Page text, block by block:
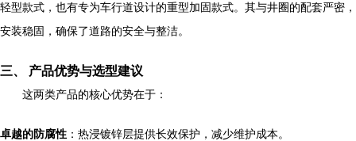
轻型款式，也有专为车行道设计的重型加固款式。其与井圈的配套严密，
安装稳固，确保了道路的安全与整洁。
三、 产品优势与选型建议
这两类产品的核心优势在于：
卓越的防腐性 ：热浸镀锌层提供长效保护，减少维护成本。